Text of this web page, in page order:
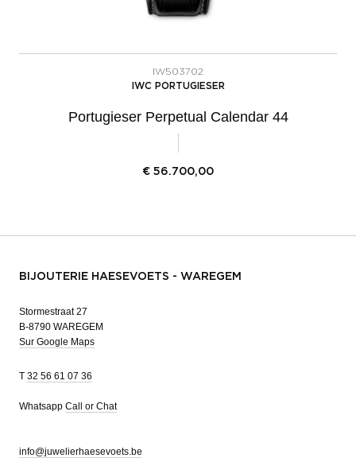
IW503702
IWC PORTUGIESER
Portugieser Perpetual Calendar 44
€ 56.700,00
BIJOUTERIE HAESEVOETS - WAREGEM
Stormestraat 27
B-8790 WAREGEM
Sur Google Maps
T 32 56 61 07 36
Whatsapp Call or Chat
info@juwelierhaesevoets.be